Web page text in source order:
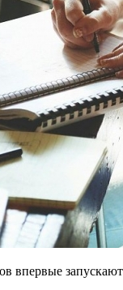
впервые